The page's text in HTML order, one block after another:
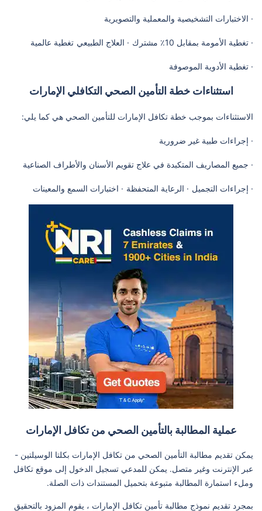
· الاختبارات التشخيصية والمعملية والتصويرية
· تغطية الأمومة بمقابل 10٪ مشترك · العلاج الطبيعي تغطية عالمية
· تغطية الأدوية الموصوفة
استثناءات خطة التأمين الصحي التكافلي الإمارات
الاستثناءات بموجب خطة تكافل الإمارات للتأمين الصحي هي كما يلي:
· إجراءات طبية غير ضرورية
· جميع المصاريف المتكبدة في علاج تقويم الأسنان والأطراف الصناعية
· إجراءات التجميل · الرعاية المتحفظة · اختبارات السمع والمعينات
عملية المطالبة بالتأمين الصحي من تكافل الإمارات
يمكن تقديم مطالبة التأمين الصحي من تكافل الإمارات بكلتا الوسيلتين -
عبر الإنترنت وغير متصل. يمكن للمدعي تسجيل الدخول إلى موقع تكافل
وملء استمارة المطالبة متبوعة بتحميل المستندات ذات الصلة.
بمجرد تقديم نموذج مطالبة تأمين تكافل الإمارات ، يقوم المزود بالتحقيق